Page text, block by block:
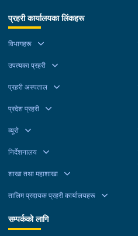
प्रहरी कार्यालयका लिंकहरू
विभागहरू
उपत्यका प्रहरी
प्रहरी अस्पताल
प्रदेश प्रहरी
व्यूरो
निर्देशनालय
शाखा तथा महाशाखा
तालिम प्रदायक प्रहरी कार्यालयहरू
सम्पर्कको लागि